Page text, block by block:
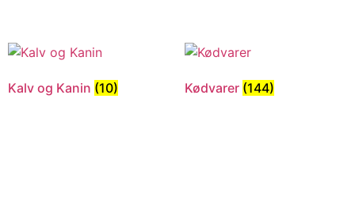
Kalv og Kanin (10) Kødvarer (144)